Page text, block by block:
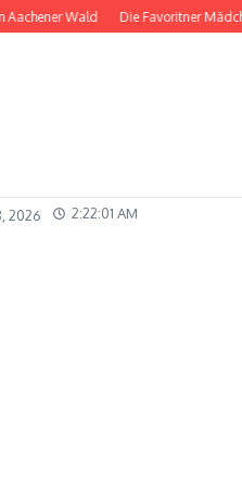
Wald Die Favoritner
2026 2:22:02 AM